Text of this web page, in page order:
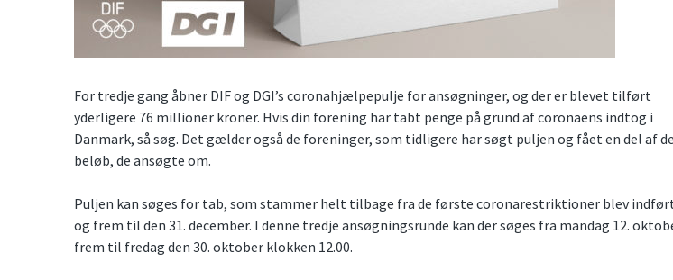
For tredje gang åbner DIF og DGI’s coronahjælpepulje for ansøgninger, og der er blevet tilført
yderligere 76 millioner kroner. Hvis din forening har tabt penge på grund af coronaens indtog i
Danmark, så søg. Det gælder også de foreninger, som tidligere har søgt puljen og fået en del af
beløb, de ansøgte om.
Puljen kan søges for tab, som stammer helt tilbage fra de første coronarestriktioner blev
og frem til den 31. december. I denne tredje ansøgningsrunde kan der søges fra mandag 12.
frem til fredag den 30. oktober klokken 12.00.